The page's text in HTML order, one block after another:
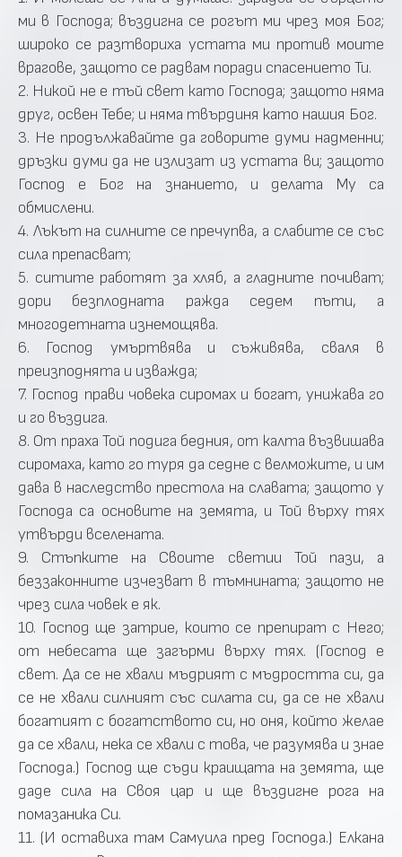
ми в Господа; въздигна се рогът ми чрез моя Бог;
широко се разтвориха устата ми против моите
врагове, защото се радвам поради спасението Ти.
2. Никой не е тъй свет като Господа; защото няма
друг, освен Тебе; и няма твърдиня като нашия Бог.
3. Не продължавайте да говорите думи надменни;
дръзки думи да не излизат из устата ви; защото
Господ е Бог на знанието, и делата Му са
обмислени.
4. Лъкът на силните се пречупва, а слабите се със
сила препасват;
5. ситите работят за хляб, а гладните почиват;
дори безплодната ражда седем пъти, а
многодетната изнемощява.
6. Господ умъртвява и съживява, сваля в
преизподнята и изважда;
7. Господ прави човека сиромах и богат, унижава го
и го въздига.
8. От праха Той подига бедния, от калта възвишава
сиромаха, като го туря да седне с велможите, и им
дава в наследство престола на славата; защото у
Господа са основите на земята, и Той върху тях
утвърди вселената.
9. Стъпките на Своите светии Той пази, а
беззаконните изчезват в тъмнината; защото не
чрез сила човек е як.
10. Господ ще затрие, които се препират с Него;
от небесата ще загърми върху тях. (Господ е
свет. Да се не хвали мъдрият с мъдростта си, да
се не хвали силният със силата си, да се не хвали
богатият с богатството си, но оня, който желае
да се хвали, нека се хвали с това, че разумява и знае
Господа.) Господ ще съди краищата на земята, ще
даде сила на Своя цар и ще въздигне рога на
помазаника Си.
11. (И оставиха там Самуила пред Господа.) Елкана